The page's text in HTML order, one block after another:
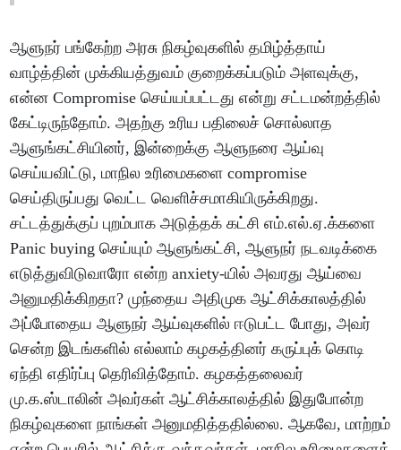
ஆளுநர் பங்கேற்ற அரசு நிகழ்வுகளில் தமிழ்த்தாய்
வாழ்த்தின் முக்கியத்துவம் குறைக்கப்படும் அளவுக்கு,
என்ன Compromise செய்யப்பட்டது என்று சட்டமன்றத்தில்
கேட்டிருந்தோம். அதற்கு உரிய பதிலைச் சொல்லாத
ஆளுங்கட்சியினர், இன்றைக்கு ஆளுநரை ஆய்வு
செய்யவிட்டு, மாநில உரிமைகளை compromise
செய்திருப்பது வெட்ட வெளிச்சமாகியிருக்கிறது.
சட்டத்துக்குப் புறம்பாக அடுத்தக் கட்சி எம்.எல்.ஏ.க்களை
Panic buying செய்யும் ஆளுங்கட்சி, ஆளுநர் நடவடிக்கை
எடுத்துவிடுவாரோ என்ற anxiety-யில் அவரது ஆய்வை
அனுமதிக்கிறதா? முந்தைய அதிமுக ஆட்சிக்காலத்தில்
அப்போதைய ஆளுநர் ஆய்வுகளில் ஈடுபட்ட போது, அவர்
சென்ற இடங்களில் எல்லாம் கழகத்தினர் கருப்புக் கொடி
ஏந்தி எதிர்ப்பு தெரிவித்தோம். கழகத்தலைவர்
மு.க.ஸ்டாலின் அவர்கள் ஆட்சிக்காலத்தில் இதுபோன்ற
நிகழ்வுகளை நாங்கள் அனுமதித்ததில்லை. ஆகவே, மாற்றம்